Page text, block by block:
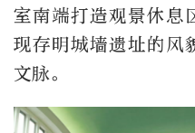
室南端打造观景休息
现存明城墙遗址的风
文脉。